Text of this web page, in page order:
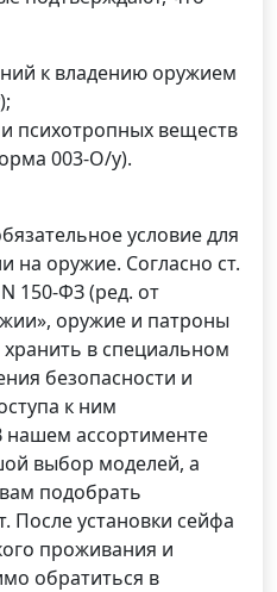
к владению оружием
психотропных веществ
003-О/у).
условие для
на оружие. Согласно ст.
150-ФЗ (ред. от
оружие и патроны
в специальном
безопасности и
к ним
нашем ассортименте
выбор моделей, а
подобрать
После установки сейфа
проживания и
обратиться в